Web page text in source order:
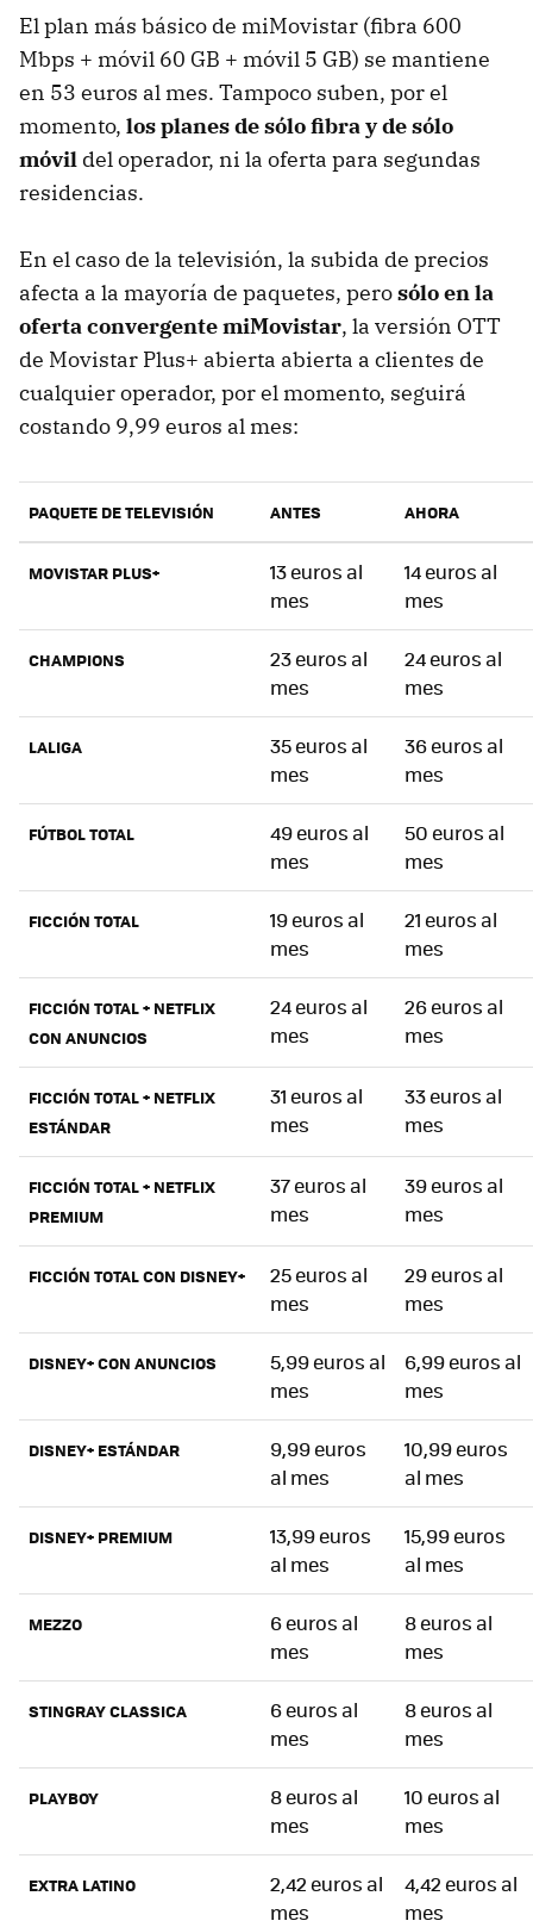
El plan más básico de miMovistar (fibra 600
Mbps + móvil 60 GB + móvil 5 GB) se mantiene
en 53 euros al mes. Tampoco suben, por el
momento, los planes de sólo fibra y de sólo
móvil del operador, ni la oferta para segundas
residencias.
En el caso de la televisión, la subida de precios
afecta a la mayoría de paquetes, perosólo enla
oferta convergente miMovistar, la versión OTT
de Movistar Plus+ abierta abierta a clientes de
cualquier operador, por el momento, seguirá
costando 9,99 euros al mes:
PAQUETE DE TELEVISIÓN ANTES AHORA
MOVISTAR PLUS+
13 euros al
mes
14 euros al
mes
CHAMPIONS
23 euros al
mes
24 euros al
mes
LALIGA
35 euros al
mes
36 euros al
mes
FÚTBOL TOTAL
49 euros al
mes
50 euros al
mes
FICCIÓN TOTAL
19 euros al
mes
21 euros al
mes
FICCIÓN TOTAL + NETFLIX
CON ANUNCIOS
24 euros al
mes
26 euros al
mes
FICCIÓN TOTAL + NETFLIX
ESTÁNDAR
31 euros al
mes
33 euros al
mes
FICCIÓN TOTAL + NETFLIX
PREMIUM
37 euros al
mes
39 euros al
mes
FICCIÓN TOTAL CON DISNEY+
25 euros al
mes
29 euros al
mes
DISNEY+ CON ANUNCIOS
5,99 euros al
mes
6,99 euros al
mes
DISNEY+ ESTÁNDAR
9,99 euros
al mes
10,99 euros
al mes
DISNEY+ PREMIUM
13,99 euros
al mes
15,99 euros
al mes
MEZZO
6 euros al
mes
8 euros al
mes
STINGRAY CLASSICA
6 euros al
mes
8 euros al
mes
PLAYBOY
8 euros al
mes
10 euros al
mes
EXTRA LATINO
2,42 euros al
mes
4,42 euros al
mes